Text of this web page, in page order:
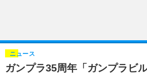
ゲーム
海外イベント
俳優・タレント
アニメ
動画
ガンプラ35周年「ガンプラビ
ニュース